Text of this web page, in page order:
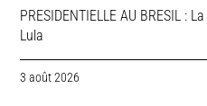
PRESIDENTIELLE AU BRESIL :
Lula
3 août 2026